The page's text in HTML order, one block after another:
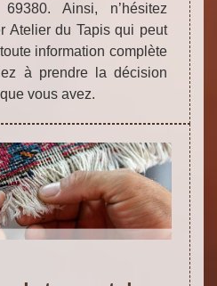
Ainsi, n’hésitez
Atelier du Tapis qui peut
information complète
à prendre la décision
vous avez.